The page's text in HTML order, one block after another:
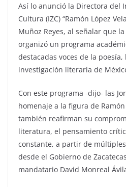
Así lo anunció la Directora del
Cultura (IZC) “Ramón López
Muñoz Reyes, al señalar que
organizó un programa
destacadas voces de la
investigación literaria de
Con este programa -dijo- las
homenaje a la figura de
también reafirman su
literatura, el pensamiento
constante, a partir de
desde el Gobierno de
mandatario David Monreal